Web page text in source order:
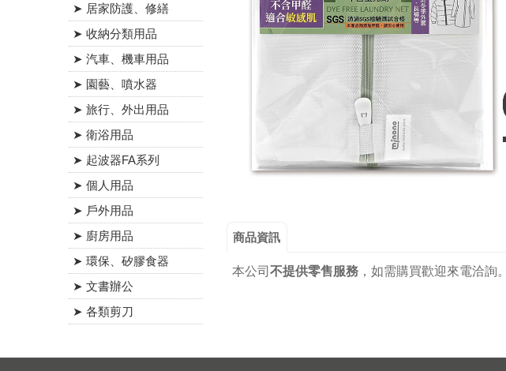
➤ 居家防護、修繕
➤ 收納分類用品
➤ 汽車、機車用品
➤ 園藝、噴水器
➤ 旅行、外出用品
➤ 衛浴用品
➤ 起波器FA系列
➤ 個人用品
➤ 戶外用品
➤ 廚房用品
➤ 環保、矽膠食器
➤ 文書辦公
➤ 各類剪刀
商品資訊
本公司不提供零售服務 ，如需購買歡迎來電洽詢。